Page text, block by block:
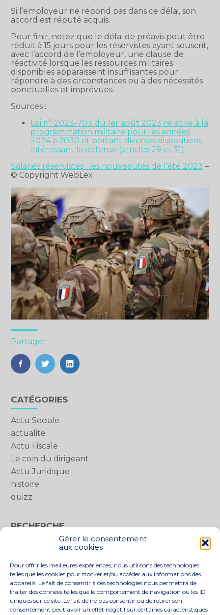
Gérer le consentement
aux cookies
Pour offrir les meilleures expériences, nous utilisons des technologies
telles que les cookies pour stocker et/ou accéder aux informations des
appareils. Le fait de consentir à ces technologies nous permettra de
traiter des données telles que le comportement de navigation ou les ID
uniques sur ce site. Le fait de ne pas consentir ou de retirer son
consentement peut avoir un effet négatif sur certaines caractéristiques
Si l’employeur ne répond pas dans ce délai, son
accord est réputé acquis.
Pour finir, notez que le délai de préavis peut être
réduit à 15 jours pour les réservistes ayant souscrit,
avec l’accord de l’employeur, une clause de
réactivité lorsque les ressources militaires
disponibles apparaissent insuffisantes pour
répondre à des circonstances ou à des nécessités
ponctuelles et imprévues.
Sources :
Loi n° 2023-703 du 1er août 2023 relative à la
programmation militaire pour les années
2024 à 2030 et portant diverses dispositions
intéressant la défense (articles 29 et 31)
Salariés réservistes : les nouveautés de l’été 2023 –
© Copyright WebLex
Partager :
FaceBook
TwitterLinkedIn
Blog
sidebar
CATÉGORIES
Actu Sociale
actualite
Actu Fiscale
Le coin du dirigeant
Actu Juridique
histoire
quizz
RECHERCHE
Rechercher :